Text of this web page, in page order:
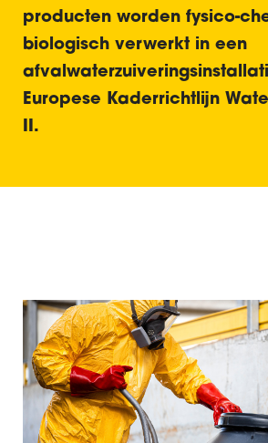
producten worden fysico-
biologisch verwerkt in een
Europese Kaderrichtlijn
II.